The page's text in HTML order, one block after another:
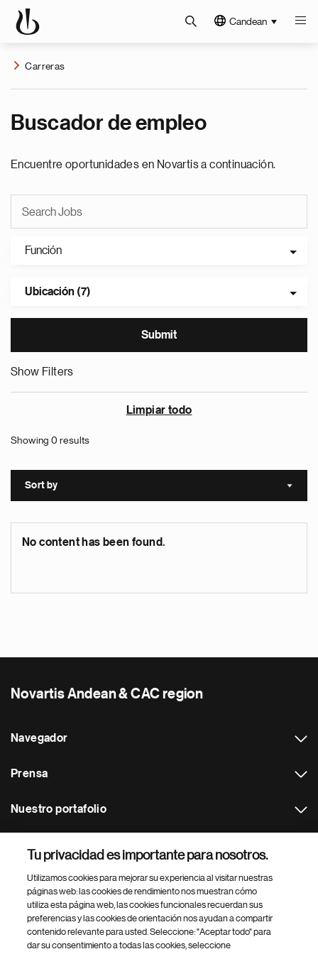
Candean
Carreras
Buscador de empleo
Encuentre oportunidades en Novartis a continuación.
Función
Ubicación (7)
Show Filters
Limpiar todo
Showing 0 results
Sort by Sort
No content has been found.
Novartis Andean & CAC region
Navegador
Prensa
Nuestro portafolio
Footer Site Search
Tu privacidad es importante para nosotros.
Utilizamos cookies para mejorar su experiencia al visitar nuestras
páginas web: las cookies de rendimiento nos muestran cómo
utiliza esta página web, las cookies funcionales recuerdan sus
preferencias y las cookies de orientación nos ayudan a compartir
contenido relevante para usted. Seleccione: "Aceptar todo" para
dar su consentimiento a todas las cookies, seleccione